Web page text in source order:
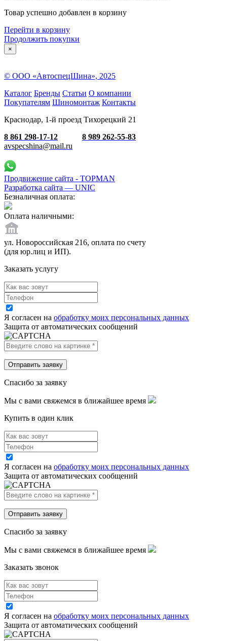
Товар успешно добавлен в корзину
Перейти в корзину
Продолжить покупки
×
© ООО «АвтоспецШина», 2025
Каталог Бренды Статьи О компании
Покупателям Шиномонтаж Контакты
Краснодар, 1-й проезд Тихорецкий 21
8 861 298-17-12
8 989 262-55-83
avspecshina@mail.ru
Продвижение сайта - TOPMAN
Разработка сайта — UNIC
Безналичная оплата:
Оплата наличными:
ул. Новороссийская 216, оплата по счету
(для юр.лиц и ИП).
Заказать услугу
Я согласен на обработку моих персональных данных
Защита от автоматических сообщений
Спасибо за заявку
Мы с вами свяжемся в ближайшее время
Купить в один клик
Я согласен на обработку моих персональных данных
Защита от автоматических сообщений
Спасибо за заявку
Мы с вами свяжемся в ближайшее время
Заказать звонок
Я согласен на обработку моих персональных данных
Защита от автоматических сообщений